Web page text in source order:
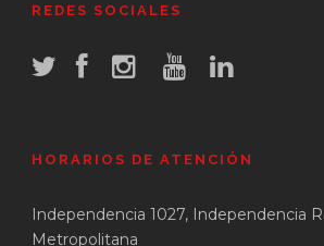
REDES SOCIALES
HORARIOS DE ATENCIÓN
Independencia 1027, Independencia
Metropolitana